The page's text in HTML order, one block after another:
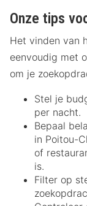
Onze tips
Het vinden van
eenvoudig met
om je
Stel je
per nacht.
Bepaal
in Poitou-
of
is.
Filter op